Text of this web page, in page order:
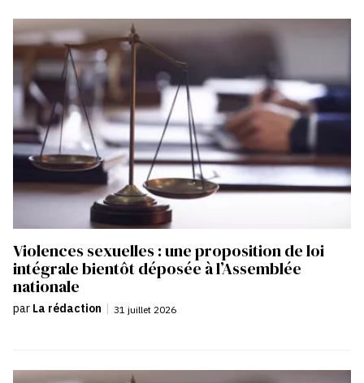
Violences sexuelles : une proposition de loi
intégrale bientôt déposée à l’Assemblée
nationale
par La rédaction | 31 juillet 2026